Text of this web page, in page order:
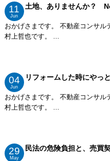
11
Jun
土地、ありませんか？
おかげさまです。 不動産コンサ
村上哲也です。 ...
04
Jun
リフォームした時にや
おかげさまです。 不動産コンサ
村上哲也です。 ...
29
May
民法の危険負担と、売